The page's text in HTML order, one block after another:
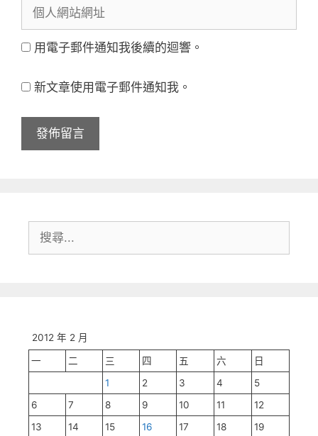
件
地
人
網
網
用電子郵件通知我後續的迴響。
新文章使用電子郵件通知我。
尋:
2012 年 2 月
一 二 三 四 五 六
日
1
2 3 4
5
6
7 8 9 10 11
12
13
14 15 16 17 18
19